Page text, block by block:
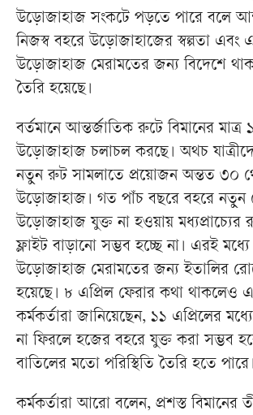
উড়োজাহাজ সংকটে পড়তে পারে বলে
নিজস্ব বহরে উড়োজাহাজের স্বল্পতা এবং
উড়োজাহাজ মেরামতের জন্য বিদেশে
তৈরি হয়েছে।
বর্তমানে আন্তর্জাতিক রুটে বিমানের মাত্র
উড়োজাহাজ চলাচল করছে। অথচ
নতুন রুট সামলাতে প্রয়োজন অন্তত ৩০
উড়োজাহাজ। গত পাঁচ বছরে বহরে নতুন
উড়োজাহাজ যুক্ত না হওয়ায়
ফ্লাইট বাড়ানো সম্ভব হচ্ছে না। এরই
উড়োজাহাজ মেরামতের জন্য ইতালির
হয়েছে। ৮ এপ্রিল ফেরার কথা থাকলেও
কর্মকর্তারা জানিয়েছেন, ১১ এপ্রিলের
না ফিরলে হজের বহরে যুক্ত করা সম্ভব
বাতিলের মতো পরিস্থিতি তৈরি হতে
কর্মকর্তারা আরো বলেন, প্রশস্ত বিমানের